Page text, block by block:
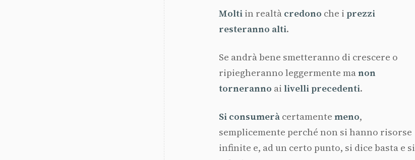
Molti in realtà credono che iprezzi
resteranno alti.
Se andrà bene smetteranno di crescere o
ripiegheranno leggermente manon
torneranno ailivelli precedenti.
Si consumerà certamentemeno,
semplicemente perché non si hanno risorse
infinite e, ad un certo punto, si dice basta e si